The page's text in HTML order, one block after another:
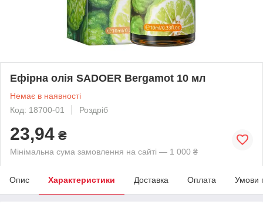
Ефірна олія SADOER Bergamot 10 мл
Немає в наявності
Код: 18700-01
Роздріб
23,94 ₴
Мінімальна сума замовлення на сайті — 1 000 ₴
Опис Характеристики Доставка Оплата Умови